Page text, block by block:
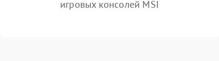
игровых консолей MSI